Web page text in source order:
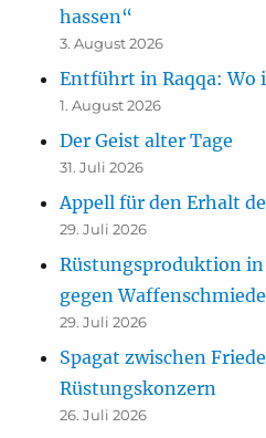
hassen“
3. August 2026
Entführt in Raqqa: Wo
1. August 2026
Der Geist alter Tage
31. Juli 2026
Appell für den Erhalt
29. Juli 2026
Rüstungsproduktion
gegen Waffenschmiede
29. Juli 2026
Spagat zwischen
Rüstungskonzern
26. Juli 2026